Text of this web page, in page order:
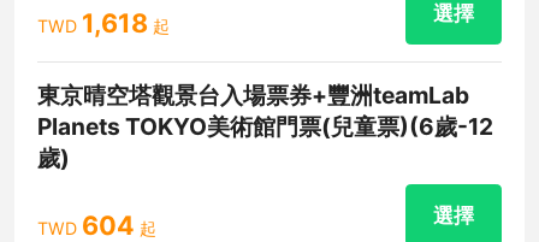
TWD 1,618 起
選擇
東京晴空塔觀景台入場票券+豐洲teamLab
Planets TOKYO美術館門票(兒童票)(6歲-12
歲)
TWD 604 起
選擇